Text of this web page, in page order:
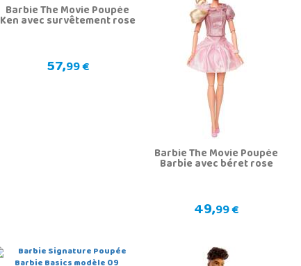
Barbie The Movie Poupée
Ken avec survêtement rose
57,99 €
Barbie The Movie Poupée
Barbie avec béret rose
49,99 €